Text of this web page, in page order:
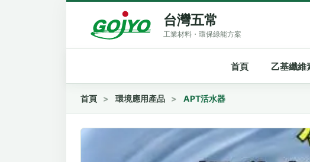
台灣五常
首頁 乙基纖維
首頁 環境應用產品 APT活水器